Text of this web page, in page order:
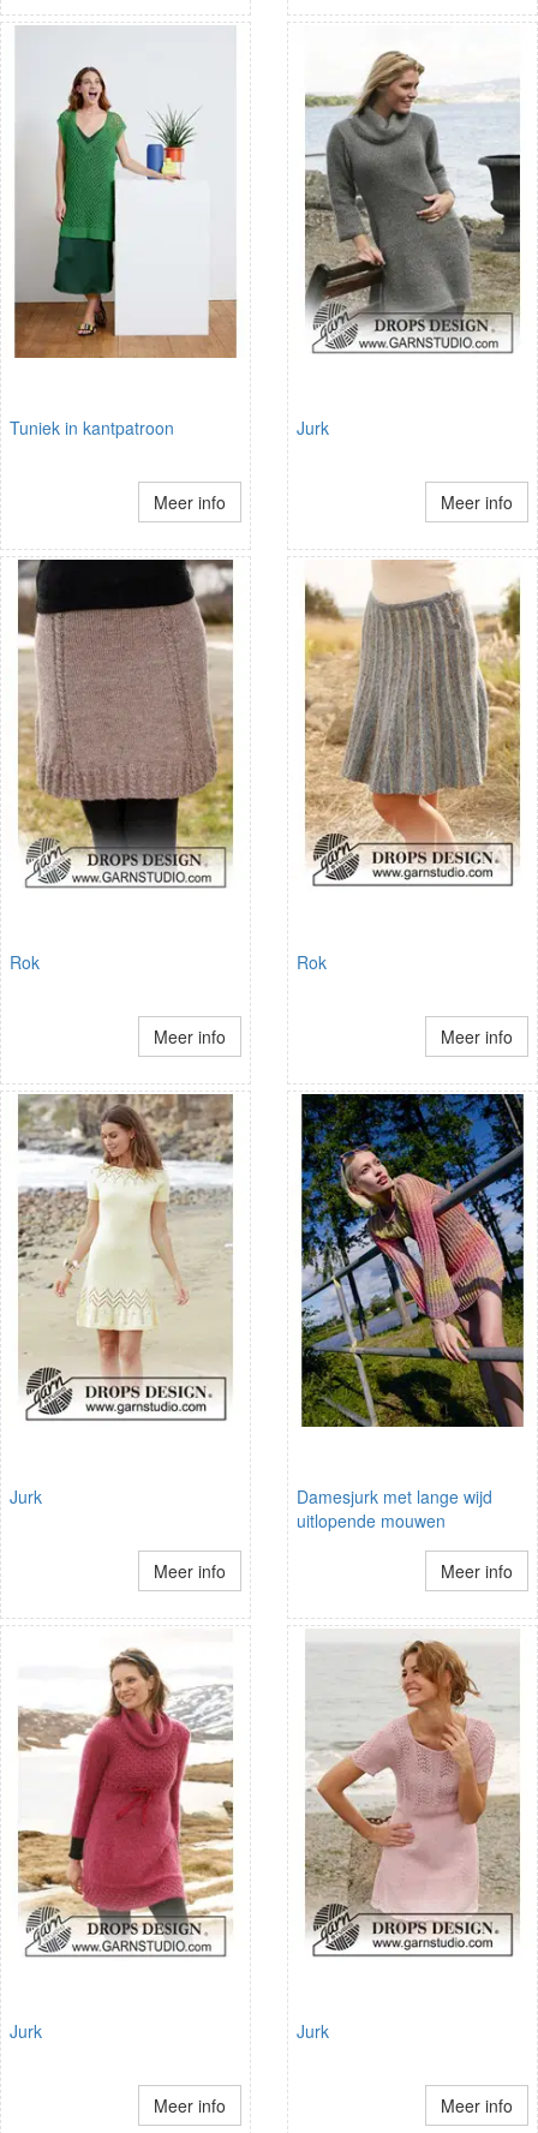
Tuniek in kantpatroon
Meer info
Jurk
Meer info
Rok
Meer info
Rok
Meer info
Jurk
Meer info
Damesjurk met lange wijd
uitlopende mouwen
Meer info
Jurk
Meer info
Jurk
Meer info